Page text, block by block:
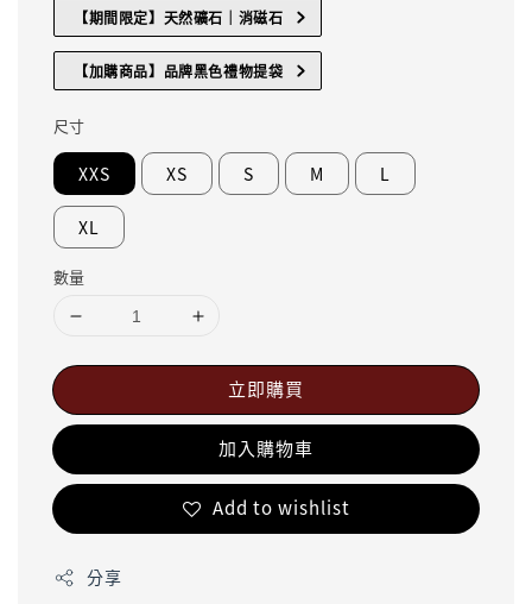
【期間限定】天然礦石｜消磁石
【加購商品】品牌黑色禮物提袋
尺寸
XXS XS S M L
XL
數量
立即購買
加入購物車
Add to wishlist
分享